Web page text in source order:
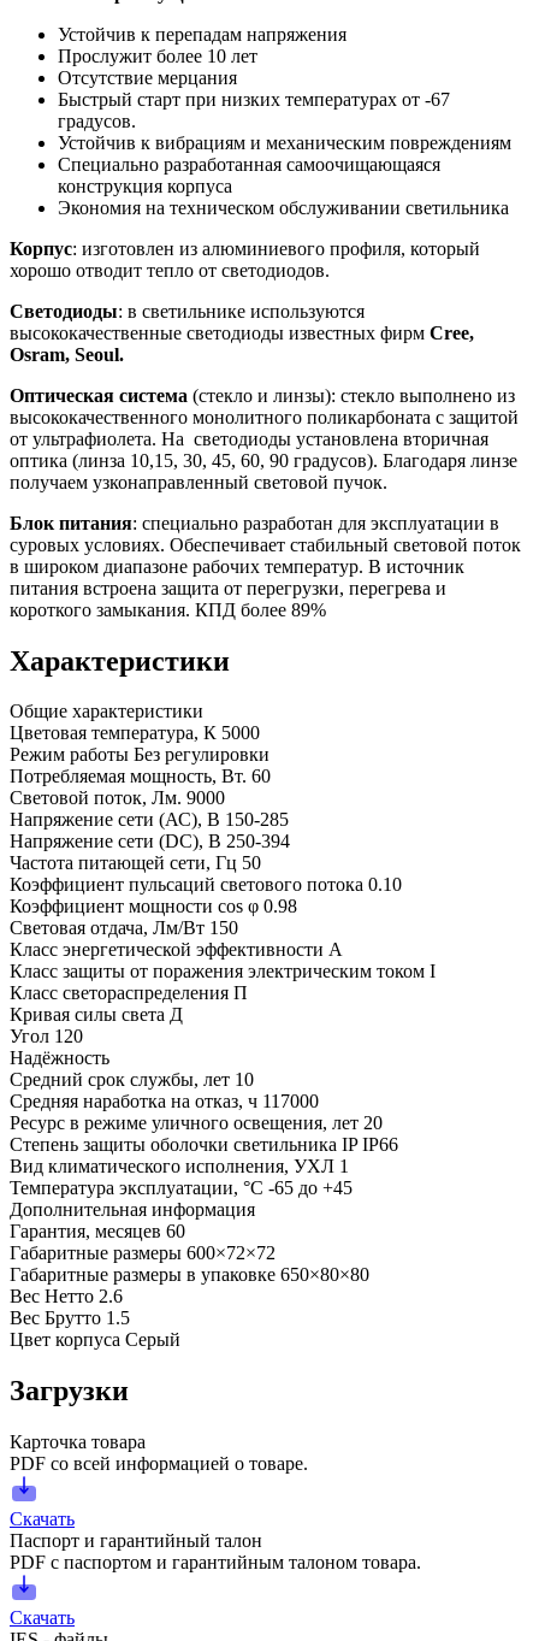
Устойчив к перепадам напряжения
Прослужит более 10 лет
Отсутствие мерцания
Быстрый старт при низких температурах от -67
градусов.
Устойчив к вибрациям и механическим повреждениям
Специально разработанная самоочищающаяся
конструкция корпуса
Экономия на техническом обслуживании светильника
Корпус: изготовлен из алюминиевого профиля, который
хорошо отводит тепло от светодиодов.
Светодиоды: в светильнике используются
высококачественные светодиоды известных фирм Cree,
Osram, Seoul.
Оптическая система (стекло и линзы): стекло выполнено из
высококачественного монолитного поликарбоната с защитой
от ультрафиолета. На светодиоды установлена вторичная
оптика (линза 10,15, 30, 45, 60, 90 градусов). Благодаря линзе
получаем узконаправленный световой пучок.
Блок питания: специально разработан для эксплуатации в
суровых условиях. Обеспечивает стабильный световой поток
в широком диапазоне рабочих температур. В источник
питания встроена защита от перегрузки, перегрева и
короткого замыкания. КПД более 89%
Характеристики
Общие характеристики
Цветовая температура, К 5000
Режим работы Без регулировки
Потребляемая мощность, Вт. 60
Световой поток, Лм. 9000
Напряжение сети (АС), В 150-285
Напряжение сети (DC), В 250-394
Частота питающей сети, Гц 50
Коэффициент пульсаций светового потока 0.10
Коэффициент мощности cos φ 0.98
Световая отдача, Лм/Вт 150
Класс энергетической эффективности A
Класс защиты от поражения электрическим током I
Класс светораспределения П
Кривая силы света Д
Угол 120
Надёжность
Средний срок службы, лет 10
Средняя наработка на отказ, ч 117000
Ресурс в режиме уличного освещения, лет 20
Степень защиты оболочки светильника IP IP66
Вид климатического исполнения, УХЛ 1
Температура эксплуатации, °С -65 до +45
Дополнительная информация
Гарантия, месяцев 60
Габаритные размеры 600×72×72
Габаритные размеры в упаковке 650×80×80
Вес Нетто 2.6
Вес Брутто 1.5
Цвет корпуса Серый
Загрузки
Карточка товара
PDF со всей информацией о товаре.
Скачать
Паспорт и гарантийный талон
PDF с паспортом и гарантийным талоном товара.
Скачать